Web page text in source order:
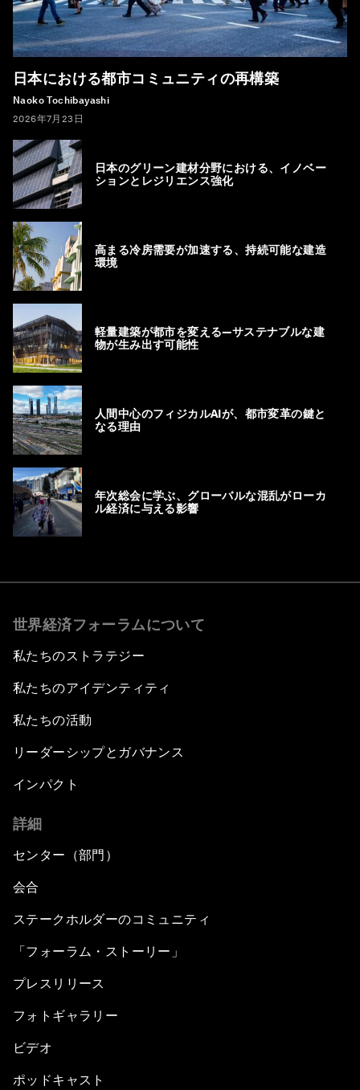
日本における都市コミュニティの再構築
Naoko Tochibayashi
2026年7月23日
日本のグリーン建材分野における、イノベー
ションとレジリエンス強化
高まる冷房需要が加速する、持続可能な建造
環境
軽量建築が都市を変える―サステナブルな建
物が生み出す可能性
人間中心のフィジカルAIが、都市変革の鍵と
なる理由
年次総会に学ぶ、グローバルな混乱がローカ
ル経済に与える影響
世界経済フォーラムについて
私たちのストラテジー
私たちのアイデンティティ
私たちの活動
リーダーシップとガバナンス
インパクト
詳細
センター（部門）
会合
ステークホルダーのコミュニティ
「フォーラム・ストーリー」
プレスリリース
フォトギャラリー
ビデオ
ポッドキャスト